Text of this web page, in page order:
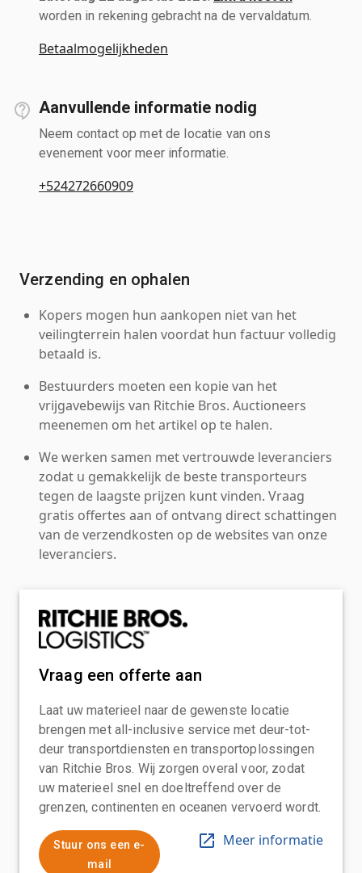
worden in rekening gebracht na de vervaldatum.
Betaalmogelijkheden
Aanvullende informatie nodig
Neem contact op met de locatie van ons
evenement voor meer informatie.
+524272660909
Verzending en ophalen
Kopers mogen hun aankopen niet van het
veilingterrein halen voordat hun factuur volledig
betaald is.
Bestuurders moeten een kopie van het
vrijgavebewijs van Ritchie Bros. Auctioneers
meenemen om het artikel op te halen.
We werken samen met vertrouwde leveranciers
zodat u gemakkelijk de beste transporteurs
tegen de laagste prijzen kunt vinden. Vraag
gratis offertes aan of ontvang direct schattingen
van de verzendkosten op de websites van onze
leveranciers.
Vraag een offerte aan
Laat uw materieel naar de gewenste locatie
brengen met all-inclusive service met deur-tot-
deur transportdiensten en transportoplossingen
van Ritchie Bros. Wij zorgen overal voor, zodat
uw materieel snel en doeltreffend over de
grenzen, continenten en oceanen vervoerd wordt.
Stuur ons een e-
mail
Meer informatie